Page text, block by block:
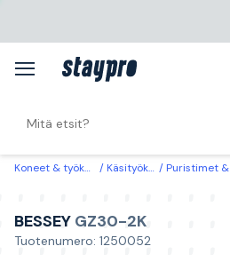
Koneet & työkalut Käsityökalut Puristimet & pitimet
BESSEY GZ30-2K
Tuotenumero: 1250052